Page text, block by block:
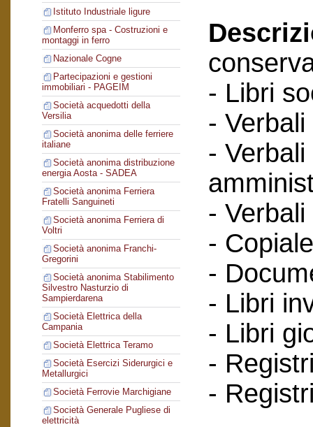
Istituto Industriale ligure
Monferro spa - Costruzioni e
montaggi in ferro
Nazionale Cogne
Partecipazioni e gestioni
immobiliari - PAGEIM
Società acquedotti della
Versilia
Società anonima delle ferriere
italiane
Società anonima distribuzione
energia Aosta - SADEA
Società anonima Ferriera
Fratelli Sanguineti
Società anonima Ferriera di
Voltri
Società anonima Franchi-
Gregorini
Società anonima Stabilimento
Silvestro Nasturzio di
Sampierdarena
Società Elettrica della
Campania
Società Elettrica Teramo
Società Esercizi Siderurgici e
Metallurgici
Società Ferrovie Marchigiane
Società Generale Pugliese di
elettricità
- Libri
-
-
-
-
-
- Libri
- Libri
-
-